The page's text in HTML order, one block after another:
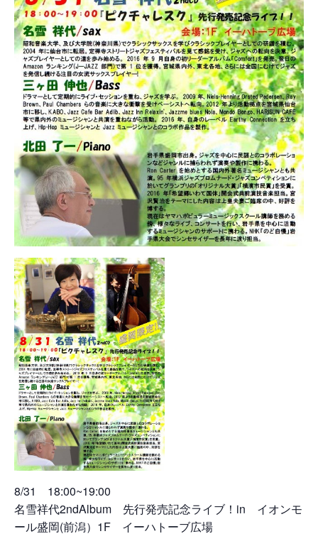
8/31 18:00~19:00
名雪祥代2ndAlbum 先行発売記念ライブ！in イオンモ
ール盛岡(前潟）1F イーハトーブ広場